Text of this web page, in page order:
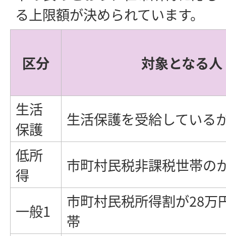
る上限額が決められています。
区分 対象となる人
生活
保護
生活保護を受給している
低所
得
市町村民税非課税世帯の
一般1
市町村民税所得割が28万
帯